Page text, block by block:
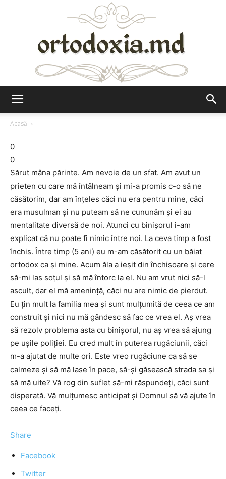
Acasă
0
0
Sărut mâna părinte. Am nevoie de un sfat. Am avut un
prieten cu care mă întâlneam și mi-a promis c-o să ne
căsătorim, dar am înțeles căci nu era pentru mine, căci
era musulman și nu puteam să ne cununăm și ei au
mentalitate diversă de noi. Atunci cu binișorul i-am
explicat că nu poate fi nimic între noi. La ceva timp a fost
închis. Între timp (5 ani) eu m-am căsătorit cu un băiat
ortodox ca și mine. Acum ăla a ieșit din închisoare și cere
să-mi las soțul și să mă întorc la el. Nu am vrut nici să-l
ascult, dar el mă amenință, căci nu are nimic de pierdut.
Eu țin mult la familia mea și sunt mulțumită de ceea ce am
construit și nici nu mă gândesc să fac ce vrea el. Aș vrea
să rezolv problema asta cu binișorul, nu aș vrea să ajung
pe ușile poliției. Eu cred mult în puterea rugăciunii, căci
m-a ajutat de multe ori. Este vreo rugăciune ca să se
calmeze și să mă lase în pace, să-și găsească strada sa și
să mă uite? Vă rog din suflet să-mi răspundeți, căci sunt
disperată. Vă mulțumesc anticipat și Domnul să vă ajute în
ceea ce faceți.
Share
Facebook
Twitter